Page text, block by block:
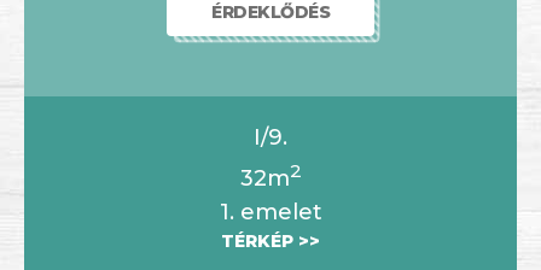
ÉRDEKLŐDÉS
I/9.
32m2
1. emelet
TÉRKÉP >>